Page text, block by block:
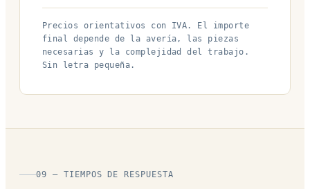
Precios orientativos con IVA. El importe
final depende de la avería, las piezas
necesarias y la complejidad del trabajo.
Sin letra pequeña.
09 — TIEMPOS DE RESPUESTA